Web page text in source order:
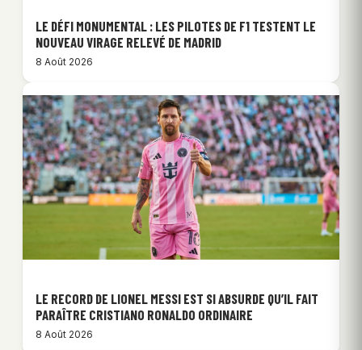
LE DÉFI MONUMENTAL : LES PILOTES DE F1 TESTENT LE
NOUVEAU VIRAGE RELEVÉ DE MADRID
8 Août 2026
LE RECORD DE LIONEL MESSI EST SI ABSURDE QU’IL FAIT
PARAÎTRE CRISTIANO RONALDO ORDINAIRE
8 Août 2026